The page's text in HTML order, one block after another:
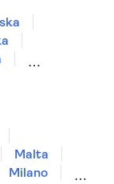
Malta
Milano